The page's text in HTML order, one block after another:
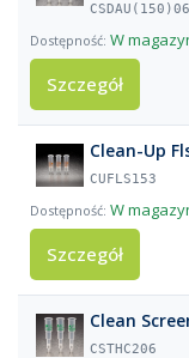
CSDAU(150)06
W
Szczegół
Clean-Up
CUFLS153
W
Szczegół
Clean
CSTHC206